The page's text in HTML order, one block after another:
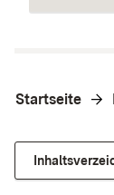
Startseite